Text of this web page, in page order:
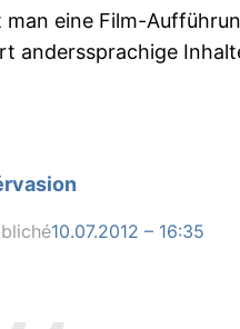
man eine Film-
anderssprachige
10.07.2012 – 16:35